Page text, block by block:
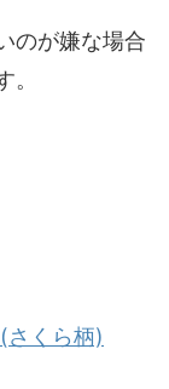
のが嫌な場合
さくら柄)